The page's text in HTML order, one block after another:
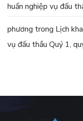
huấn nghiệp vụ đấu
phương trong Lịch
vụ đấu thầu Quý 1,